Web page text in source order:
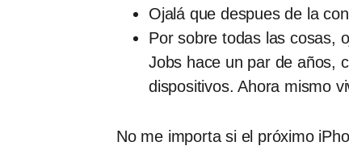
Ojalá que despues de la
Por sobre todas las cosas,
Jobs hace un par de años,
dispositivos. Ahora mismo
No me importa si el próximo